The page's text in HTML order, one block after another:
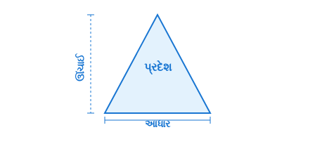
આધાર
ઊંચાઈ પ્રદેશ